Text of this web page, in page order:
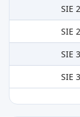
SIE
SIE
SIE
SIE